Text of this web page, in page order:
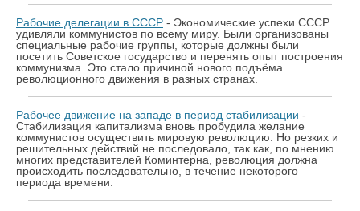
Рабочие делегации в СССР - Экономические успехи СССР
удивляли коммунистов по всему миру. Были организованы
специальные рабочие группы, которые должны были
посетить Советское государство и перенять опыт построения
коммунизма. Это стало причиной нового подъёма
революционного движения в разных странах.
Рабочее движение на западе в период стабилизации -
Стабилизация капитализма вновь пробудила желание
коммунистов осуществить мировую революцию. Но резких и
решительных действий не последовало, так как, по мнению
многих представителей Коминтерна, революция должна
происходить последовательно, в течение некоторого
периода времени.